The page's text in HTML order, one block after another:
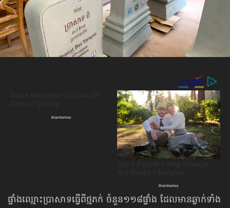
ផ្ទាំងឈ្មោះប្រាសាទធ្វើពីថ្មភក់ ចំនួន​១១៨​ផ្ទាំង ដែលមានឆ្លាក់ទាំង